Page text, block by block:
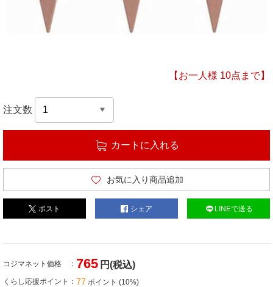
【お一人様 10点まで】
注文数
カートに入れる
お気に入り商品追加
ポスト シェア LINEで送る
コジマネット価格 765 円(税込)
くらし応援ポイント 77 ポイント (10%)